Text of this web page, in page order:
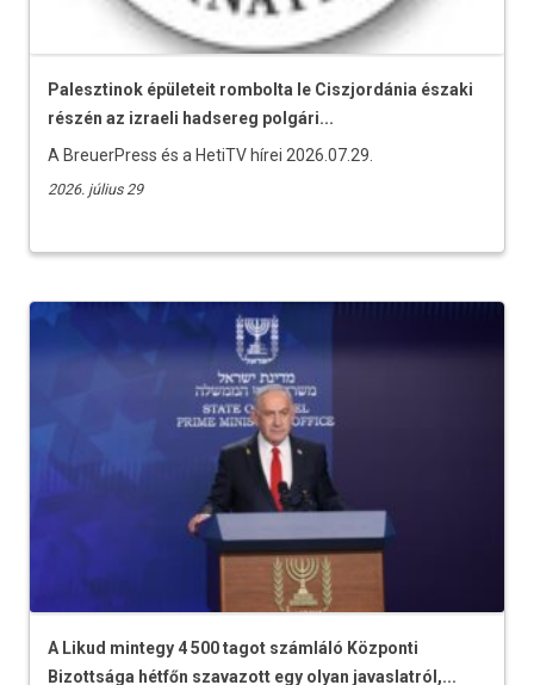
Palesztinok épületeit rombolta le Ciszjordánia északi
részén az izraeli hadsereg polgári...
A BreuerPress és a HetiTV hírei 2026.07.29.
2026. július 29
A Likud mintegy 4 500 tagot számláló Központi
Bizottsága hétfőn szavazott egy olyan javaslatról,...